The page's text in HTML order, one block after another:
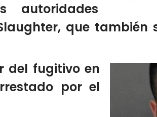
autoridades
que también
del fugitivo en
por el